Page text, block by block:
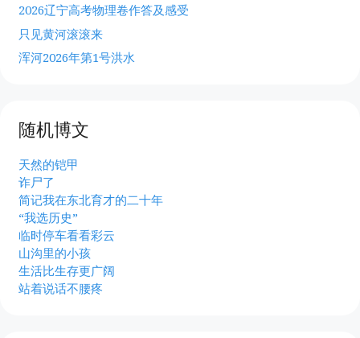
2026辽宁高考物理卷作答及感受
只见黄河滚滚来
浑河2026年第1号洪水
随机博文
天然的铠甲
诈尸了
简记我在东北育才的二十年
“我选历史”
临时停车看看彩云
山沟里的小孩
生活比生存更广阔
站着说话不腰疼